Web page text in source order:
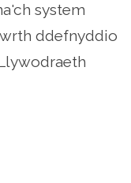
system
ddefnyddio